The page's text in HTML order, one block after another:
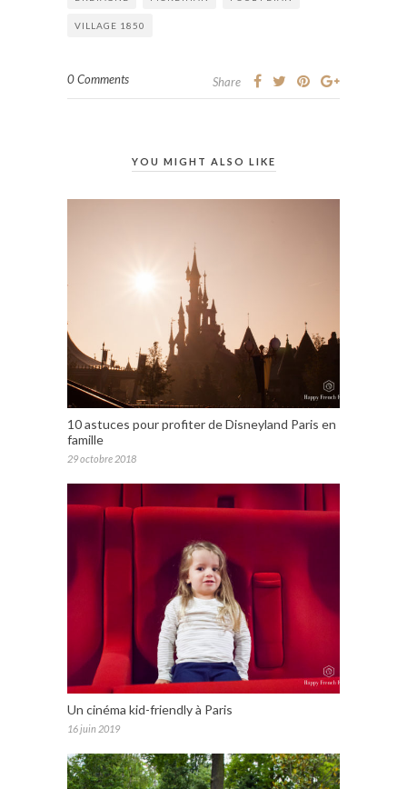
VILLAGE 1850
0 Comments Share
YOU MIGHT ALSO LIKE
10 astuces pour profiter de Disneyland Paris en
famille
29 octobre 2018
Un cinéma kid-friendly à Paris
16 juin 2019